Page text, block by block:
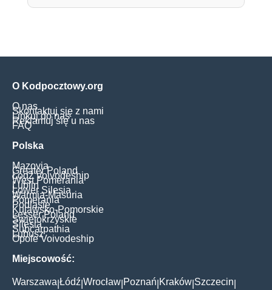
O Kodpocztowy.org
O nas
Skontaktuj się z nami
Linkuj do nas
Reklamuj się u nas
FAQ
Polska
Mazovia
Greater Poland
Łódź Voivodeship
West Pomerania
Lublin
Lower Silesia
Warmia-Masuria
Pomerania
Podlasie
Kujawsko-Pomorskie
Lesser Poland
Świętokrzyskie
Silesia
Subcarpathia
Lubusz
Opole Voivodeship
Miejscowość:
Warszawa Łódź Wrocław Poznań Kraków Szczecin